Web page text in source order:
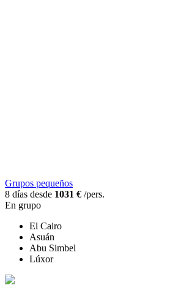
Grupos pequeños
8 días desde 1031 € /pers.
En grupo
El Cairo
Asuán
Abu Simbel
Lúxor